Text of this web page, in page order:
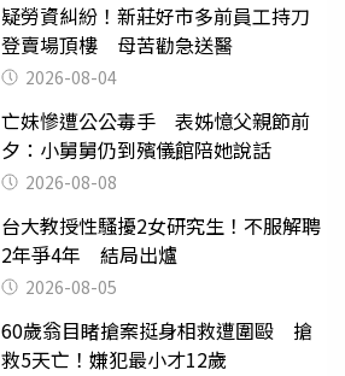
疑勞資糾紛！新莊好市多前員工持刀
登賣場頂樓 母苦勸急送醫
2026-08-04
亡妹慘遭公公毒手 表姊憶父親節前
夕：小舅舅仍到殯儀館陪她說話
2026-08-08
台大教授性騷擾2女研究生！不服解聘
2年爭4年 結局出爐
2026-08-05
60歲翁目睹搶案挺身相救遭圍毆 搶
救5天亡！嫌犯最小才12歲